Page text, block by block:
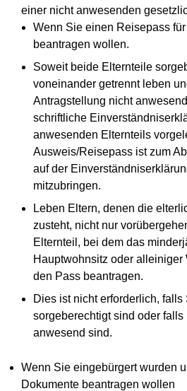
einer nicht anwesenden
Wenn Sie einen Reisepass
beantragen wollen.
Soweit beide Elternteile
voneinander getrennt leben
Antragstellung nicht
schriftliche
anwesenden Elternteils
Ausweis/Reisepass ist zum
auf der
mitzubringen.
Leben Eltern, denen die
zusteht, nicht nur
Elternteil, bei dem das
Hauptwohnsitz oder alleiniger
den Pass beantragen.
Dies ist nicht erforderlich,
sorgeberechtigt sind oder
anwesend sind.
Wenn Sie eingebürgert wurden
Dokumente beantragen wollen